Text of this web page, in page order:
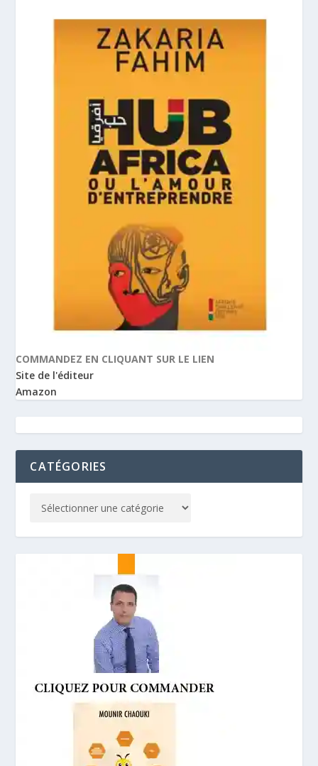
COMMANDEZ EN CLIQUANT SUR LE LIEN
Site de l'éditeur
Amazon
CATÉGORIES